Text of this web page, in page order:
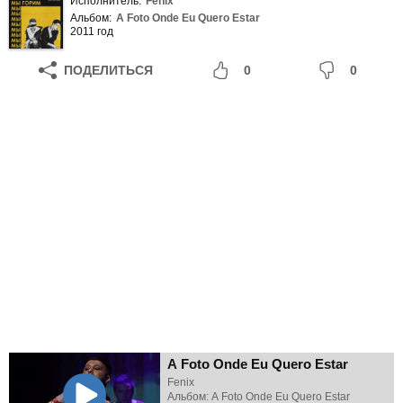
Альбом: A Foto Onde Eu Quero Estar
2011 год
ПОДЕЛИТЬСЯ 0 0
A Foto Onde Eu Quero Estar
Fenix
Альбом: A Foto Onde Eu Quero Estar